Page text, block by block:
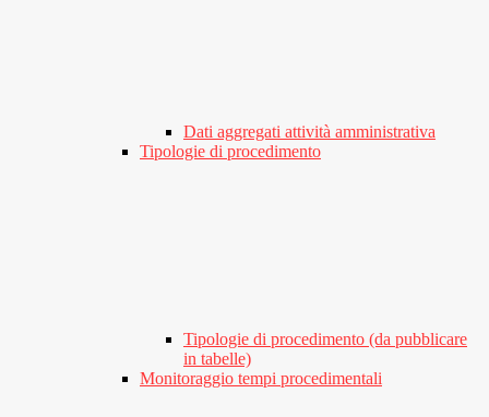
Dati aggregati attività amministrativa
Tipologie di procedimento
Tipologie di procedimento (da pubblicare
in tabelle)
Monitoraggio tempi procedimentali